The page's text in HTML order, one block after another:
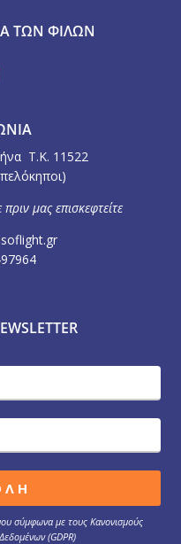
ΤΩΝ ΦΊΛΩΝ
Τ.Κ. 11522
μας επισκεφτείτε
σύμφωνα με τους Κανονισμούς
(GDPR)